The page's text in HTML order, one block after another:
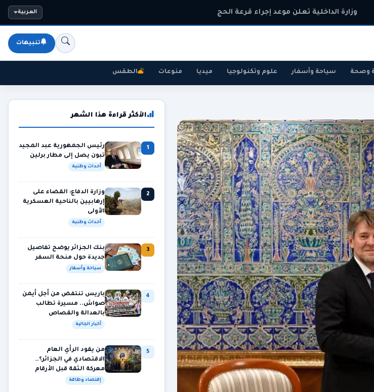
وزارة الداخلية تعلن موعد إجراء قرعة الحج العربية
تنبيهات
وصحة سياحة وأسفار علوم وتكنولوجيا ميديا منوعات الطقس
الأكثر قراءة هذا الشهر
1
رئيس الجمهورية عبد المجيد
تبون يصل إلى مطار برلين
أحداث وطنية
2
وزارة الدفاع: القضاء على
إرهابيين بالناحية العسكرية
الأولى
أحداث وطنية
3
بنك الجزائر يوضح تفاصيل
جديدة حول منحة السفر
سياحة وأسفار
4
باريس تنتفض من أجل أيمن
صواش.. مسيرة تطالب
بالعدالة والقصاص
أخبار الجالية
5
من يقود الرأي العام
الاقتصادي في الجزائر؟…
معركة الثقة قبل الأرقام
إقتصاد وطاقة